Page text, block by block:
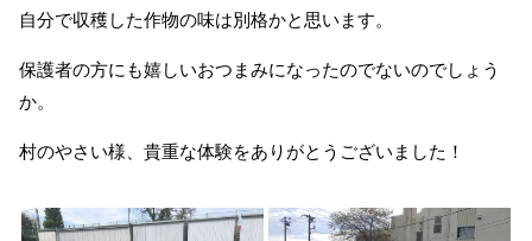
自分で収穫した作物の味は別格かと思います。
保護者の方にも嬉しいおつまみになったのでないのでしょう
か。
村のやさい様、貴重な体験をありがとうございました！